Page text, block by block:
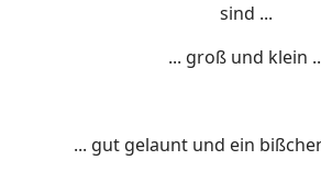
sind ...
... groß und klein
... gut gelaunt und ein